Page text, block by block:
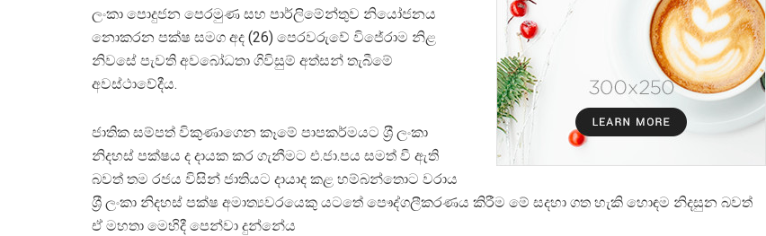
ලංකා පොදුජන පෙරමුණ සහ පාර්ලිමේන්තුව නියෝජනය
නොකරන පක්ෂ සමග අද (26) පෙරවරුවේ විජේරාම නිළ
නිවසේ පැවති අවබෝධතා ගිවිසුම් අත්සන් තැබීමේ
අවස්ථාවේදීය.
ජාතික සම්පත් විකුණාගෙන කෑමේ පාපකර්මයට ශ‍්‍රී ලංකා
නිදහස් පක්ෂය ද දායක කර ගැනීමට එ.ජා.පය සමත් වී ඇති
බවත් තම රජය විසින් ජාතියට දායාද කළ හම්බන්තොට වරාය
ශ‍්‍රී ලංකා නිදහස් පක්ෂ අමාත්‍යවරයෙකු යටතේ පෞද්ගලීකරණය කිරීම මේ සදහා ගත හැකි හොඳම නිදසුන බවත්
ඒ මහතා මෙහිදී පෙන්වා දුන්නේය